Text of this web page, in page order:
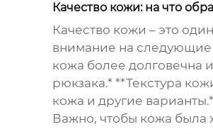
Качество кожи: на что
Качество кожи – это
внимание на следующие
кожа более долговечна
рюкзака.* **Текстура
кожа и другие
Важно, чтобы кожа была